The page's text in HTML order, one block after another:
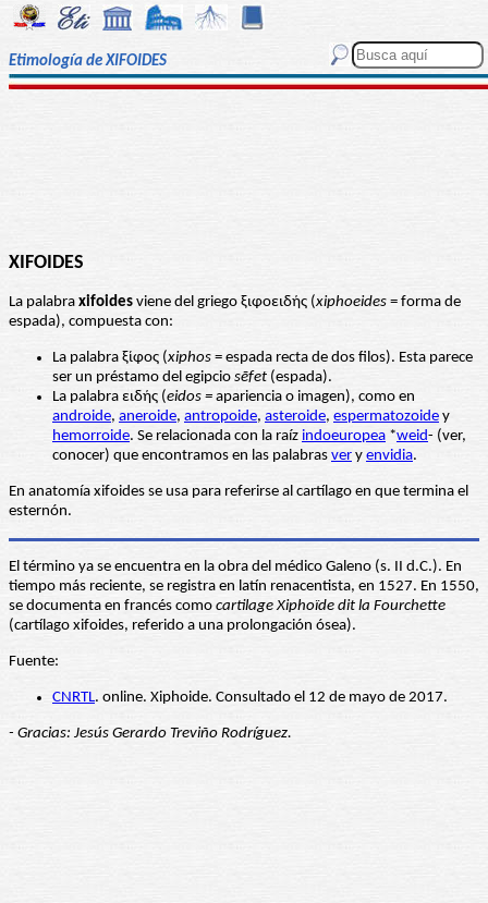
Etimología de XIFOIDES
XIFOIDES
La palabra xifoides viene del griego ξιφοειδής (xiphoeides = forma de
espada), compuesta con:
La palabra ξίφος (xiphos = espada recta de dos filos). Esta parece
ser un préstamo del egipcio sēfet (espada).
La palabra ειδής (eidos = apariencia o imagen), como en
androide, aneroide, antropoide, asteroide, espermatozoide y
hemorroide. Se relacionada con la raíz indoeuropea *weid- (ver,
conocer) que encontramos en las palabras ver y envidia.
En anatomía xifoides se usa para referirse al cartílago en que termina el
esternón.
El término ya se encuentra en la obra del médico Galeno (s. II d.C.). En
tiempo más reciente, se registra en latín renacentista, en 1527. En 1550,
se documenta en francés como cartilage Xiphoïde dit la Fourchette
(cartílago xifoides, referido a una prolongación ósea).
Fuente:
CNRTL. online. Xiphoide. Consultado el 12 de mayo de 2017.
- Gracias: Jesús Gerardo Treviño Rodríguez.